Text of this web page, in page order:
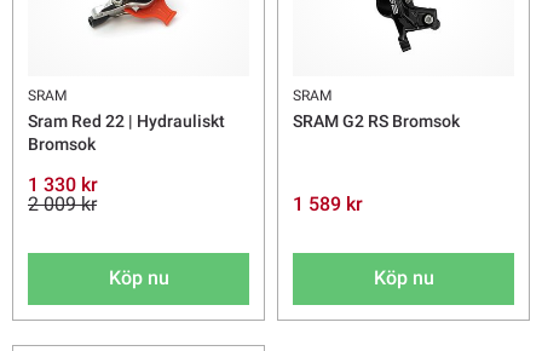
SRAM
Sram Red 22 | Hydrauliskt
Bromsok
1 330 kr
2 009 kr
Köp nu
SRAM
SRAM G2 RS Bromsok
1 589 kr
Köp nu